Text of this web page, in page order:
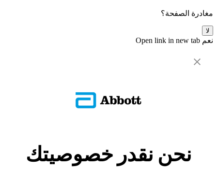
مغادرة الصفحة؟
لا
نعم Open link in new tab
نحن نقدر خصوصيتك